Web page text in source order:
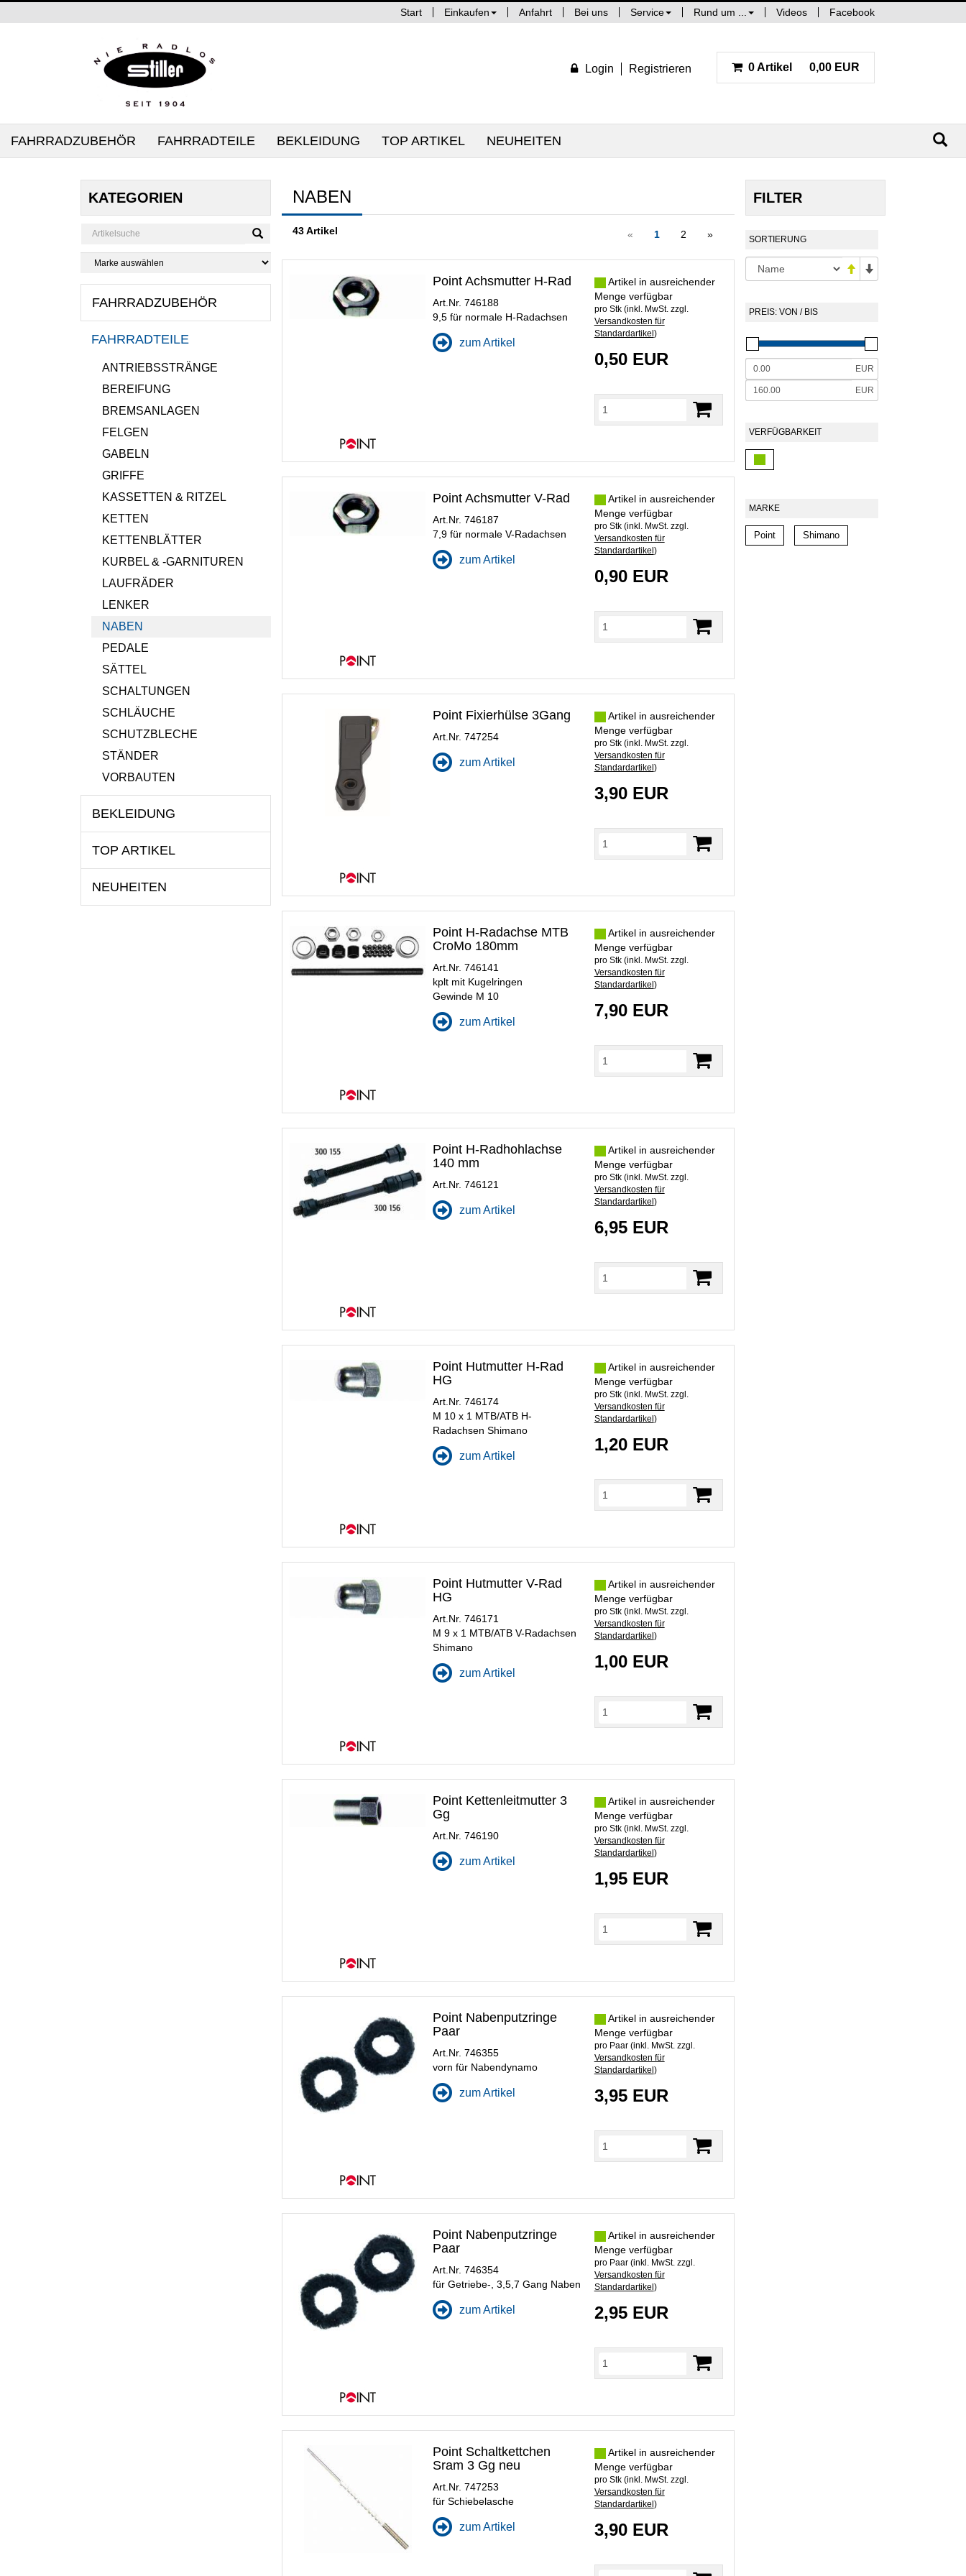
Start Einkaufen Anfahrt Bei uns Service Rund um ... Videos Facebook
Login Registrieren 0 Artikel 0,00 EUR
FAHRRADZUBEHÖR FAHRRADTEILE BEKLEIDUNG TOP ARTIKEL NEUHEITEN
KATEGORIEN
FAHRRADZUBEHÖR
FAHRRADTEILE
ANTRIEBSSTRÄNGE
BEREIFUNG
BREMSANLAGEN
FELGEN
GABELN
GRIFFE
KASSETTEN & RITZEL
KETTEN
KETTENBLÄTTER
KURBEL & -GARNITUREN
LAUFRÄDER
LENKER
NABEN
PEDALE
SÄTTEL
SCHALTUNGEN
SCHLÄUCHE
SCHUTZBLECHE
STÄNDER
VORBAUTEN
BEKLEIDUNG
TOP ARTIKEL
NEUHEITEN
FILTER
SORTIERUNG
PREIS: VON / BIS
EUR
EUR
VERFÜGBARKEIT
MARKE
Point Shimano
NABEN
« 1 2 »
43 Artikel
Point Achsmutter H-Rad
Art.Nr. 746188
9,5 für normale H-Radachsen
zum Artikel
Artikel in ausreichender
Menge verfügbar
pro Stk (inkl. MwSt. zzgl.
Versandkosten für
Standardartikel )
0,50 EUR
Point Achsmutter V-Rad
Art.Nr. 746187
7,9 für normale V-Radachsen
zum Artikel
Artikel in ausreichender
Menge verfügbar
pro Stk (inkl. MwSt. zzgl.
Versandkosten für
Standardartikel )
0,90 EUR
Point Fixierhülse 3Gang
Art.Nr. 747254
zum Artikel
Artikel in ausreichender
Menge verfügbar
pro Stk (inkl. MwSt. zzgl.
Versandkosten für
Standardartikel )
3,90 EUR
Point H-Radachse MTB
CroMo 180mm
Art.Nr. 746141
kplt mit Kugelringen
Gewinde M 10
zum Artikel
Artikel in ausreichender
Menge verfügbar
pro Stk (inkl. MwSt. zzgl.
Versandkosten für
Standardartikel )
7,90 EUR
Point H-Radhohlachse
140 mm
Art.Nr. 746121
zum Artikel
Artikel in ausreichender
Menge verfügbar
pro Stk (inkl. MwSt. zzgl.
Versandkosten für
Standardartikel )
6,95 EUR
Point Hutmutter H-Rad
HG
Art.Nr. 746174
M 10 x 1 MTB/ATB H-
Radachsen Shimano
zum Artikel
Artikel in ausreichender
Menge verfügbar
pro Stk (inkl. MwSt. zzgl.
Versandkosten für
Standardartikel )
1,20 EUR
Point Hutmutter V-Rad
HG
Art.Nr. 746171
M 9 x 1 MTB/ATB V-Radachsen
Shimano
zum Artikel
Artikel in ausreichender
Menge verfügbar
pro Stk (inkl. MwSt. zzgl.
Versandkosten für
Standardartikel )
1,00 EUR
Point Kettenleitmutter 3
Gg
Art.Nr. 746190
zum Artikel
Artikel in ausreichender
Menge verfügbar
pro Stk (inkl. MwSt. zzgl.
Versandkosten für
Standardartikel )
1,95 EUR
Point Nabenputzringe
Paar
Art.Nr. 746355
vorn für Nabendynamo
zum Artikel
Artikel in ausreichender
Menge verfügbar
pro Paar (inkl. MwSt. zzgl.
Versandkosten für
Standardartikel )
3,95 EUR
Point Nabenputzringe
Paar
Art.Nr. 746354
für Getriebe-, 3,5,7 Gang Naben
zum Artikel
Artikel in ausreichender
Menge verfügbar
pro Paar (inkl. MwSt. zzgl.
Versandkosten für
Standardartikel )
2,95 EUR
Point Schaltkettchen
Sram 3 Gg neu
Art.Nr. 747253
für Schiebelasche
zum Artikel
Artikel in ausreichender
Menge verfügbar
pro Stk (inkl. MwSt. zzgl.
Versandkosten für
Standardartikel )
3,90 EUR